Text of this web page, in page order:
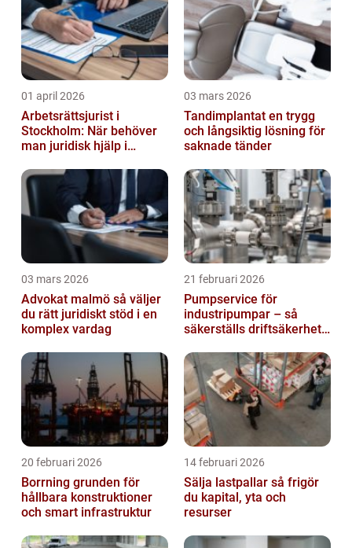
01 april 2026
Arbetsrättsjurist i
Stockholm: När behöver
man juridisk hjälp i
03 mars 2026
Tandimplantat en trygg
och långsiktig lösning för
saknade tänder
03 mars 2026
Advokat malmö så väljer
du rätt juridiskt stöd i en
komplex vardag
21 februari 2026
Pumpservice för
industripumpar – så
säkerställs driftsäkerhet
20 februari 2026
Borrning grunden för
hållbara konstruktioner
och smart infrastruktur
14 februari 2026
Sälja lastpallar så frigör
du kapital, yta och
resurser